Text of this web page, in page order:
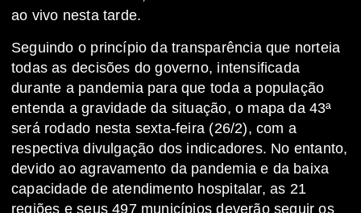
ao vivo nesta tarde.
Seguindo o princípio da transparência que norteia
todas as decisões do governo, intensificada
durante a pandemia para que toda a população
entenda a gravidade da situação, o mapa da 43ª
será rodado nesta sexta-feira (26/2), com a
respectiva divulgação dos indicadores. No entanto,
devido ao agravamento da pandemia e da baixa
capacidade de atendimento hospitalar, as 21
regiões e seus 497 municípios deverão seguir os